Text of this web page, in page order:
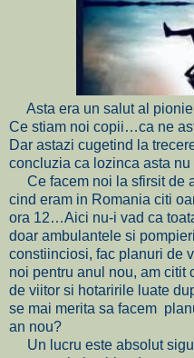
Asta era un salut al
Ce stiam noi copii…ca ne
Dar astazi cugetind la
concluzia ca lozinca asta nu
Ce facem noi la sfirsit de
cind eram in Romania citi
ora 12…Aici nu-i vad ca
doar ambulantele si
constiinciosi, fac planuri de
noi pentru anul nou, am citit
de viitor si hotaririle luate
se mai merita sa facem
an nou?
Un lucru este absolut